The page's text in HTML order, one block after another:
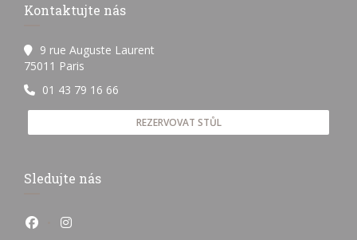
Kontaktujte nás
9 rue Auguste Laurent
75011 Paris
01 43 79 16 66
REZERVOVAT STŮL
Sledujte nás
Facebook ((otevře se v novém okně))
Instagram ((otevře se v novém okně))